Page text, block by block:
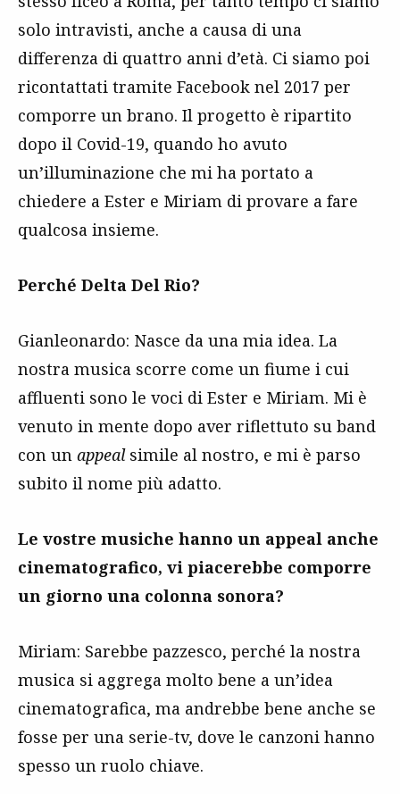
solo intravisti, anche a causa di una
differenza di quattro anni d’età. Ci siamo poi
ricontattati tramite Facebook nel 2017 per
comporre un brano. Il progetto è ripartito
dopo il Covid-19, quando ho avuto
un’illuminazione che mi ha portato a
chiedere a Ester e Miriam di provare a fare
qualcosa insieme.
Perché Delta Del Rio?
Gianleonardo: Nasce da una mia idea. La
nostra musica scorre come un fiume i cui
affluenti sono le voci di Ester e Miriam. Mi è
venuto in mente dopo aver riflettuto su band
con un appealsimile al nostro, e mi è parso
subito il nome più adatto.
Le vostre musiche hanno un appeal anche
cinematografico, vi piacerebbe comporre
un giorno una colonna sonora?
Miriam: Sarebbe pazzesco, perché la nostra
musica si aggrega molto bene a un’idea
cinematografica, ma andrebbe bene anche se
fosse per una serie-tv, dove le canzoni hanno
spesso un ruolo chiave.